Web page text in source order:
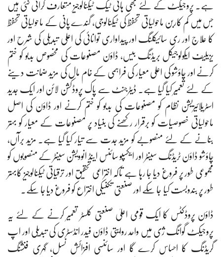
ہے۔ پروجیکٹ کے لئے بھی ہائی ٹیک ٹیکنالوجیز متعارف کرائی گئی ہیں
جس میں کم کاربن ماحولیاتی تحفظ کی ٹیکنالوجی، گندے پانی کے ماحولیاتی تحفظ
کا علاج اور ری سائیکلنگ اور پیداواری توانائی کی اعلی تبدیلی کی شرح اور
یزیلیف ایکولوجیکل بریڈنگ بیس، ڈاؤن مصنوعات کی مخصوص بدبو کو ختم
کرنے اور چاؤشو کی اعلی معیار کی فراہمی کے خام مال کی مزید ضمانت دینے
کے لئے تعمیر کیا گیا ہے۔ ڈیٹرجنٹ سے پاک پروڈکشن لائن اور ایک جدید
اسٹریلائیزیشن نظام کو مصنوعات کی بدبو کو ختم کرنے اور ڈاؤن کی اصل
ماحولیاتی خصوصیات کو برقرار رکھنے کی بنیاد پر مصنوعات کے معیار کو بہتر
بنانے کے لئے منصوبے کو مزید جدت سے تیار کیا گیا ہے۔ مزید برآں،
چاؤشو ڈاؤن ٹریڈنگ سینٹر اور ایکسپو سائنس اینڈ انوویشن سینٹر کے منصوبوں کو
مجموعی طور پر فروغ دیا جا رہا ہے تاکہ اختراعی تحقیق اور ترقیاتی ٹیکنالوجیز کابہتر
طور پر بندوبست کیا جا سکے اور صنعتی تکنیکی اختراع کو فروغ دیا جا سکے۔
ڈاؤن پروڈکٹس کا ایک قومی اعلیٰ صنعتی کلسٹر تعمیر کرنے کے لئے یہ
پروجیکٹ گوانگ ژی میں واحد روایتی ڈاؤن فیدر انڈسٹری کی تبدیلی اور اپ
گریڈنگ کا احساس کرے گا اور سائنسی افزائش نسل، گہری فنشنگ